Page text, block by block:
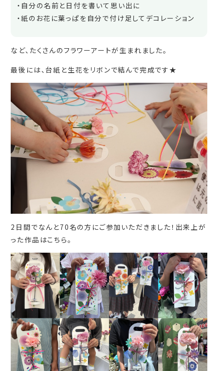
・自分の名前と日付を書いて思い出に
・紙のお花に葉っぱを自分で付け足してデコレーション
など、たくさんのフラワーアートが生まれました。
最後には、台紙と生花をリボンで結んで完成です★
2日間でなんと70名の方にご参加いただきました！出来上が
った作品はこちら。